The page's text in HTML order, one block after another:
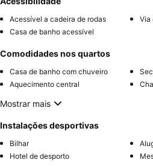
Acessível a cadeira de rodas
Via
Casa de banho acessível
Comodidades nos quartos
Casa de banho com chuveiro
Aquecimento central
Mostrar mais
Instalações desportivas
Bilhar
Hotel de desporto